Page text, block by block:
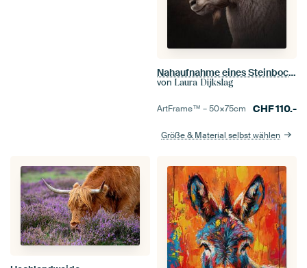
Nahaufnahme eines Steinbockmännchens | fineart photography
von Laura Dijkslag
ArtFrame™ –50×75cm CHF110.-
Größe & Material selbst wählen